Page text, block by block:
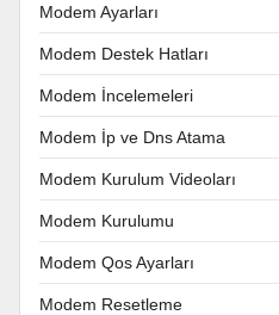
Modem Ayarları
Modem Destek Hatları
Modem İncelemeleri
Modem İp ve Dns Atama
Modem Kurulum Videoları
Modem Kurulumu
Modem Qos Ayarları
Modem Resetleme